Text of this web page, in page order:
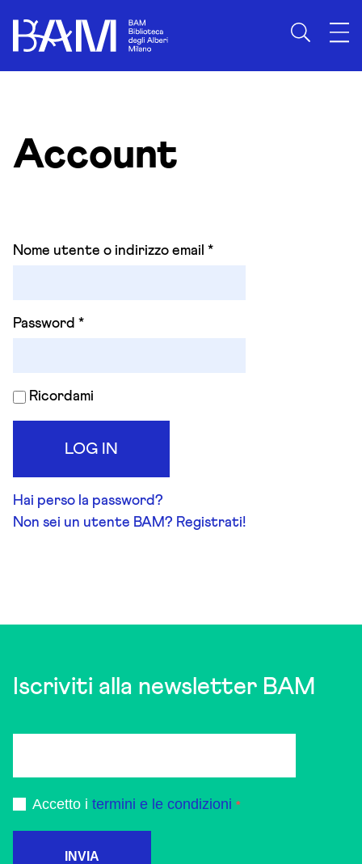
Account
Nome utente o indirizzo email *
Password *
Ricordami
LOG IN
Hai perso la password?
Non sei un utente BAM? Registrati!
Iscriviti alla newsletter BAM
Accetto i termini e le condizioni
INVIA